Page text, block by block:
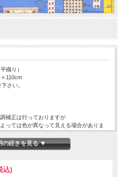
織り）
110cm
さい。
正は行っておりますが
ては色が異なって見える場合がありま
ります。
態の商品でのお届けとはなりません。
の続きを見る ▼
込)